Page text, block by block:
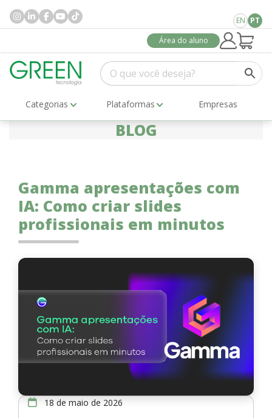
EN PT
Área do aluno
Categorias Plataformas Empresas
BLOG
Gamma apresentações com
IA: Como criar slides
profissionais em minutos
18 de maio de 2026